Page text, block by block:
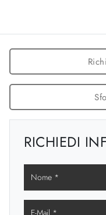
RICHIEDI